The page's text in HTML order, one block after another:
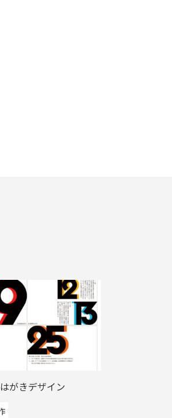
がきデザイン